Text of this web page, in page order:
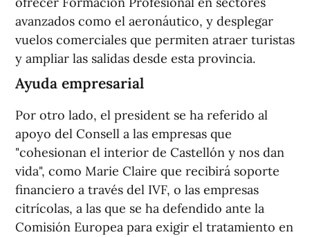
avanzados como el aeronáutico, y desplegar
vuelos comerciales que permiten atraer turistas
y ampliar las salidas desde esta provincia.
Ayuda empresarial
Por otro lado, el president se ha referido al
apoyo del Consell a las empresas que
"cohesionan el interior de Castellón y nos dan
vida", como Marie Claire que recibirá soporte
financiero a través del IVF, o las empresas
citrícolas, a las que se ha defendido ante la
Comisión Europea para exigir el tratamiento en